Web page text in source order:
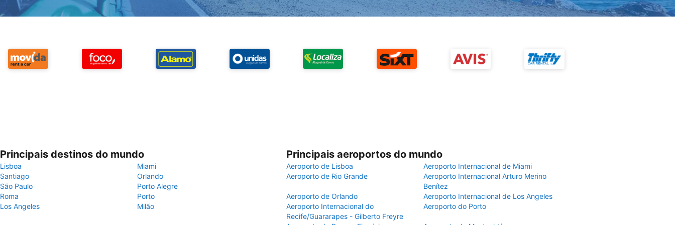
Principais destinos do mundo
Lisboa
Miami
Santiago
Orlando
São Paulo
Porto Alegre
Roma
Porto
Los Angeles
Milão
Principais aeroportos do mundo
Aeroporto de Lisboa
Aeroporto Internacional de Miami
Aeroporto de Rio Grande
Aeroporto Internacional Arturo Merino
Benítez
Aeroporto de Orlando
Aeroporto Internacional de Los Angeles
Aeroporto Internacional do
Recife/Guararapes - Gilberto Freyre
Aeroporto do Porto